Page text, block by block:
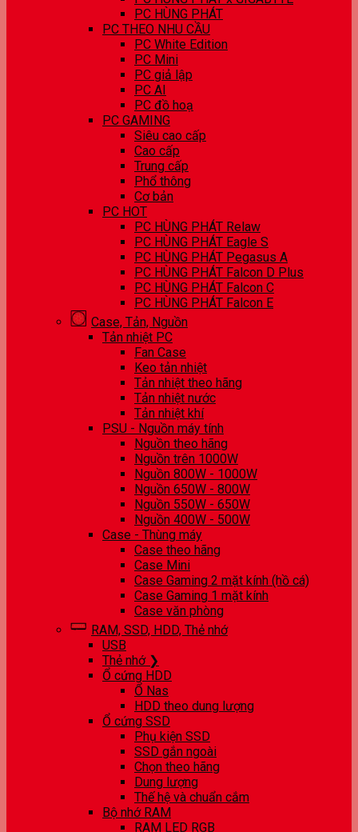
PC HÙNG PHÁT
PC THEO NHU CẦU
PC White Edition
PC Mini
PC giả lập
PC AI
PC đồ hoạ
PC GAMING
Siêu cao cấp
Cao cấp
Trung cấp
Phổ thông
Cơ bản
PC HOT
PC HÙNG PHÁT Relaw
PC HÙNG PHÁT Eagle S
PC HÙNG PHÁT Pegasus A
PC HÙNG PHÁT Falcon D Plus
PC HÙNG PHÁT Falcon C
PC HÙNG PHÁT Falcon E
Case, Tản, Nguồn
Tản nhiệt PC
Fan Case
Keo tản nhiệt
Tản nhiệt theo hãng
Tản nhiệt nước
Tản nhiệt khí
PSU - Nguồn máy tính
Nguồn theo hãng
Nguồn trên 1000W
Nguồn 800W - 1000W
Nguồn 650W - 800W
Nguồn 550W - 650W
Nguồn 400W - 500W
Case - Thùng máy
Case theo hãng
Case Mini
Case Gaming 2 mặt kính (hồ cá)
Case Gaming 1 mặt kính
Case văn phòng
RAM, SSD, HDD, Thẻ nhớ
USB
Thẻ nhớ ❯
Ổ cứng HDD
Ổ Nas
HDD theo dung lượng
Ổ cứng SSD
Phụ kiện SSD
SSD gắn ngoài
Chọn theo hãng
Dung lượng
Thế hệ và chuẩn cắm
Bộ nhớ RAM
RAM LED RGB